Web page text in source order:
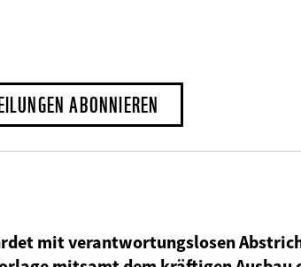
ABONNIEREN
mit verantwortungslosen